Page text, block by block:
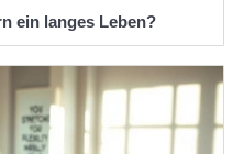
ein langes Leben?